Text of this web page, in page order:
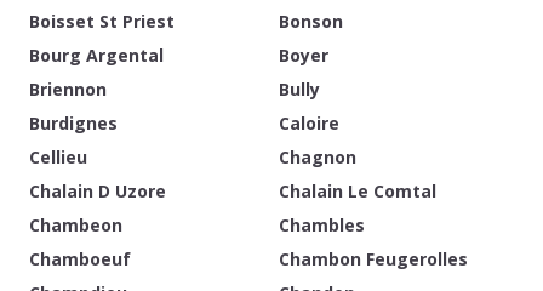
Boisset St Priest
Bonson
Bourg Argental
Boyer
Briennon
Bully
Burdignes
Caloire
Cellieu
Chagnon
Chalain D Uzore
Chalain Le Comtal
Chambeon
Chambles
Chamboeuf
Chambon Feugerolles